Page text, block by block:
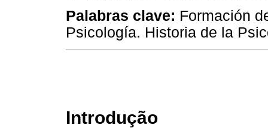
Palabras clave: Formación
Psicología. Historia de la
Introdução